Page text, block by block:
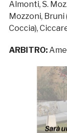
Almonti, S.
Mozzoni, Bruni
Coccia),
ARBITRO: